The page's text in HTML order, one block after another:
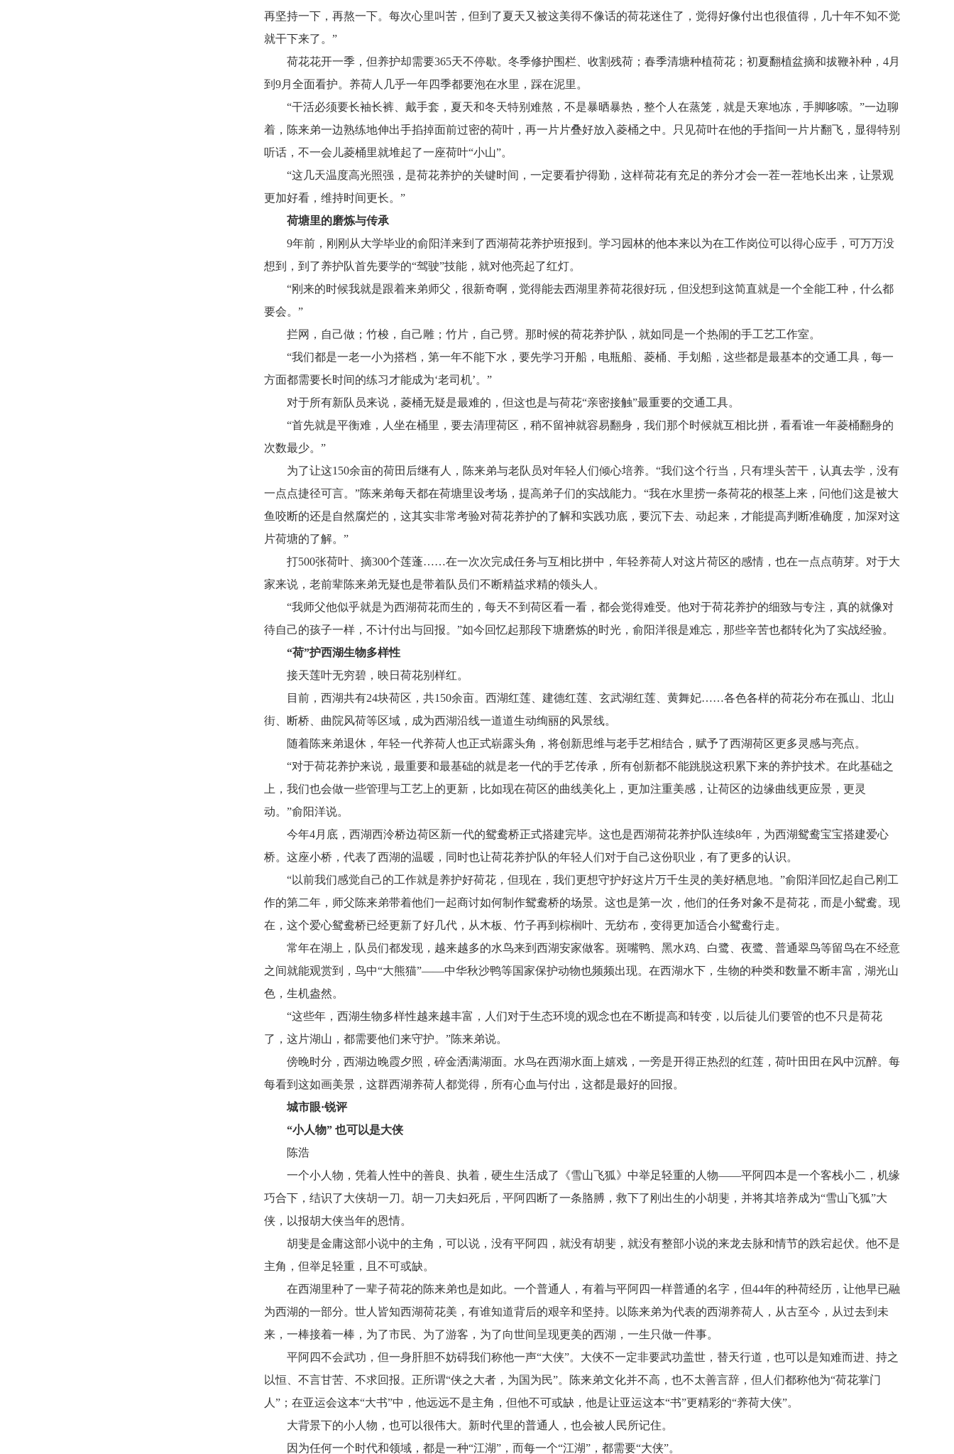
再坚持一下，再熬一下。每次心里叫苦，但到了夏天又被这美得不像话的荷花迷住了，觉得好像付出也很值得，几十年不知不觉
就干下来了。”
荷花花开一季，但养护却需要365天不停歇。冬季修护围栏、收割残荷；春季清塘种植荷花；初夏翻植盆摘和拔鞭补种，4月
到9月全面看护。养荷人几乎一年四季都要泡在水里，踩在泥里。
“干活必须要长袖长裤、戴手套，夏天和冬天特别难熬，不是暴晒暴热，整个人在蒸笼，就是天寒地冻，手脚哆嗦。”一边聊
着，陈来弟一边熟练地伸出手掐掉面前过密的荷叶，再一片片叠好放入菱桶之中。只见荷叶在他的手指间一片片翻飞，显得特别
听话，不一会儿菱桶里就堆起了一座荷叶“小山”。
“这几天温度高光照强，是荷花养护的关键时间，一定要看护得勤，这样荷花有充足的养分才会一茬一茬地长出来，让景观
更加好看，维持时间更长。”
荷塘里的磨炼与传承
9年前，刚刚从大学毕业的俞阳洋来到了西湖荷花养护班报到。学习园林的他本来以为在工作岗位可以得心应手，可万万没
想到，到了养护队首先要学的“驾驶”技能，就对他亮起了红灯。
“刚来的时候我就是跟着来弟师父，很新奇啊，觉得能去西湖里养荷花很好玩，但没想到这简直就是一个全能工种，什么都
要会。”
拦网，自己做；竹梭，自己雕；竹片，自己劈。那时候的荷花养护队，就如同是一个热闹的手工艺工作室。
“我们都是一老一小为搭档，第一年不能下水，要先学习开船，电瓶船、菱桶、手划船，这些都是最基本的交通工具，每一
方面都需要长时间的练习才能成为‘老司机’。”
对于所有新队员来说，菱桶无疑是最难的，但这也是与荷花“亲密接触”最重要的交通工具。
“首先就是平衡难，人坐在桶里，要去清理荷区，稍不留神就容易翻身，我们那个时候就互相比拼，看看谁一年菱桶翻身的
次数最少。”
为了让这150余亩的荷田后继有人，陈来弟与老队员对年轻人们倾心培养。“我们这个行当，只有埋头苦干，认真去学，没有
一点点捷径可言。”陈来弟每天都在荷塘里设考场，提高弟子们的实战能力。“我在水里捞一条荷花的根茎上来，问他们这是被大
鱼咬断的还是自然腐烂的，这其实非常考验对荷花养护的了解和实践功底，要沉下去、动起来，才能提高判断准确度，加深对这
片荷塘的了解。”
打500张荷叶、摘300个莲蓬……在一次次完成任务与互相比拼中，年轻养荷人对这片荷区的感情，也在一点点萌芽。对于大
家来说，老前辈陈来弟无疑也是带着队员们不断精益求精的领头人。
“我师父他似乎就是为西湖荷花而生的，每天不到荷区看一看，都会觉得难受。他对于荷花养护的细致与专注，真的就像对
待自己的孩子一样，不计付出与回报。”如今回忆起那段下塘磨炼的时光，俞阳洋很是难忘，那些辛苦也都转化为了实战经验。
“荷”护西湖生物多样性
接天莲叶无穷碧，映日荷花别样红。
目前，西湖共有24块荷区，共150余亩。西湖红莲、建德红莲、玄武湖红莲、黄舞妃……各色各样的荷花分布在孤山、北山
街、断桥、曲院风荷等区域，成为西湖沿线一道道生动绚丽的风景线。
随着陈来弟退休，年轻一代养荷人也正式崭露头角，将创新思维与老手艺相结合，赋予了西湖荷区更多灵感与亮点。
“对于荷花养护来说，最重要和最基础的就是老一代的手艺传承，所有创新都不能跳脱这积累下来的养护技术。在此基础之
上，我们也会做一些管理与工艺上的更新，比如现在荷区的曲线美化上，更加注重美感，让荷区的边缘曲线更应景，更灵
动。”俞阳洋说。
今年4月底，西湖西泠桥边荷区新一代的鸳鸯桥正式搭建完毕。这也是西湖荷花养护队连续8年，为西湖鸳鸯宝宝搭建爱心
桥。这座小桥，代表了西湖的温暖，同时也让荷花养护队的年轻人们对于自己这份职业，有了更多的认识。
“以前我们感觉自己的工作就是养护好荷花，但现在，我们更想守护好这片万千生灵的美好栖息地。”俞阳洋回忆起自己刚工
作的第二年，师父陈来弟带着他们一起商讨如何制作鸳鸯桥的场景。这也是第一次，他们的任务对象不是荷花，而是小鸳鸯。现
在，这个爱心鸳鸯桥已经更新了好几代，从木板、竹子再到棕榈叶、无纺布，变得更加适合小鸳鸯行走。
常年在湖上，队员们都发现，越来越多的水鸟来到西湖安家做客。斑嘴鸭、黑水鸡、白鹭、夜鹭、普通翠鸟等留鸟在不经意
之间就能观赏到，鸟中“大熊猫”——中华秋沙鸭等国家保护动物也频频出现。在西湖水下，生物的种类和数量不断丰富，湖光山
色，生机盎然。
“这些年，西湖生物多样性越来越丰富，人们对于生态环境的观念也在不断提高和转变，以后徒儿们要管的也不只是荷花
了，这片湖山，都需要他们来守护。”陈来弟说。
傍晚时分，西湖边晚霞夕照，碎金洒满湖面。水鸟在西湖水面上嬉戏，一旁是开得正热烈的红莲，荷叶田田在风中沉醉。每
每看到这如画美景，这群西湖养荷人都觉得，所有心血与付出，这都是最好的回报。
城市眼·锐评
“小人物” 也可以是大侠
陈浩
一个小人物，凭着人性中的善良、执着，硬生生活成了《雪山飞狐》中举足轻重的人物——平阿四本是一个客栈小二，机缘
巧合下，结识了大侠胡一刀。胡一刀夫妇死后，平阿四断了一条胳膊，救下了刚出生的小胡斐，并将其培养成为“雪山飞狐”大
侠，以报胡大侠当年的恩情。
胡斐是金庸这部小说中的主角，可以说，没有平阿四，就没有胡斐，就没有整部小说的来龙去脉和情节的跌宕起伏。他不是
主角，但举足轻重，且不可或缺。
在西湖里种了一辈子荷花的陈来弟也是如此。一个普通人，有着与平阿四一样普通的名字，但44年的种荷经历，让他早已融
为西湖的一部分。世人皆知西湖荷花美，有谁知道背后的艰辛和坚持。以陈来弟为代表的西湖养荷人，从古至今，从过去到未
来，一棒接着一棒，为了市民、为了游客，为了向世间呈现更美的西湖，一生只做一件事。
平阿四不会武功，但一身肝胆不妨碍我们称他一声“大侠”。大侠不一定非要武功盖世，替天行道，也可以是知难而进、持之
以恒、不言甘苦、不求回报。正所谓“侠之大者，为国为民”。陈来弟文化并不高，也不太善言辞，但人们都称他为“荷花掌门
人”；在亚运会这本“大书”中，他远远不是主角，但他不可或缺，他是让亚运这本“书”更精彩的“养荷大侠”。
大背景下的小人物，也可以很伟大。新时代里的普通人，也会被人民所记住。
因为任何一个时代和领域，都是一种“江湖”，而每一个“江湖”，都需要“大侠”。